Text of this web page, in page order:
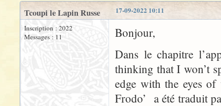
17-09-2022 10:11
Tcoupi le Lapin Russe
Inscription : 2022
Messages : 11
Bonjour,
Dans le chapitre
thinking that I won’t
edge with the eyes
Frodo’ a été traduit